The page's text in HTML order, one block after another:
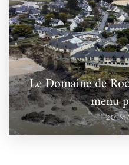
Le Domaine de
menu
20